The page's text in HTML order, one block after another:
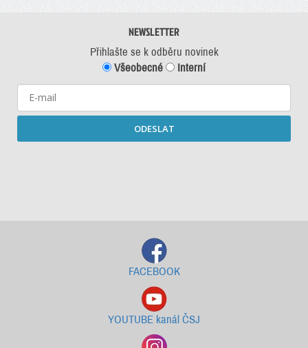
NEWSLETTER
Přihlašte se k odběru novinek
Všeobecné
Interní
ODESLAT
FACEBOOK
YOUTUBE kanál ČSJ